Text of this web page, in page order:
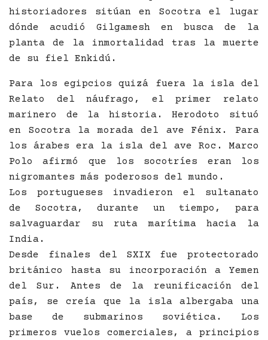
historiadores sitúan en Socotra el lugar
dónde acudió Gilgamesh en busca de la
planta de la inmortalidad tras la muerte
de su fiel Enkidú.
Para los egipcios quizá fuera la isla del
Relato del náufrago, el primer relato
marinero de la historia. Herodoto situó
en Socotra la morada del ave Fénix. Para
los árabes era la isla del ave Roc. Marco
Polo afirmó que los socotríes eran los
nigromantes más poderosos del mundo.
Los portugueses invadieron el sultanato
de Socotra, durante un tiempo, para
salvaguardar su ruta marítima hacia la
India.
Desde finales del SXIX fue protectorado
británico hasta su incorporación a Yemen
del Sur. Antes de la reunificación del
país, se creía que la isla albergaba una
base de submarinos soviética. Los
primeros vuelos comerciales, a principios